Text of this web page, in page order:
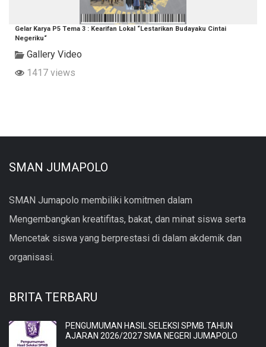
Gelar Karya P5 Tema 3 : Kearifan Lokal “Lestarikan Budayaku Cintai
Negeriku“
Gallery Video
1417 views
SMAN JUMAPOLO
SMAN Jumapolo membiliki komitmen dalam
Mengembangkan kreatifitas, bakat, dan minat siswa serta
Mencetak siswa yang berprestasi di dalam akdemik dan
organisasi.
BRITA TERBARU
PENGUMUMAN HASIL SELEKSI SPMB TAHUN
AJARAN 2026/2027 SMA NEGERI JUMAPOLO